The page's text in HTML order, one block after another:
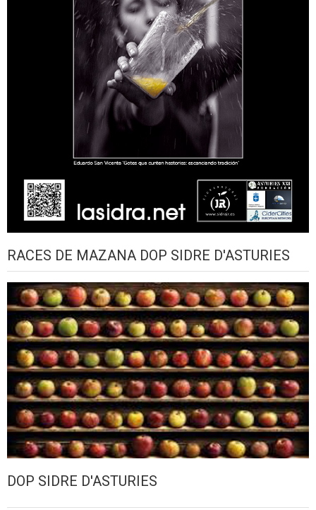
RACES DE MAZANA DOP SIDRE D'ASTURIES
DOP SIDRE D'ASTURIES